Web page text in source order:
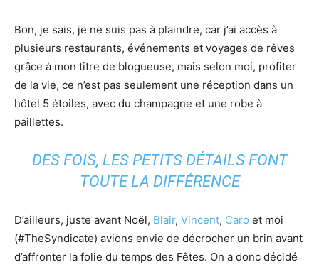
Bon, je sais, je ne suis pas à plaindre, car j’ai accès à
plusieurs restaurants, événements et voyages de rêves
grâce à mon titre de blogueuse, mais selon moi, profiter
de la vie, ce n’est pas seulement une réception dans un
hôtel 5 étoiles, avec du champagne et une robe à
paillettes.
DES FOIS, LES PETITS DÉTAILS FONT
TOUTE LA DIFFÉRENCE
D’ailleurs, juste avant Noël, Blair, Vincent, Caro et moi
(#TheSyndicate) avions envie de décrocher un brin avant
d’affronter la folie du temps des Fêtes. On a donc décidé